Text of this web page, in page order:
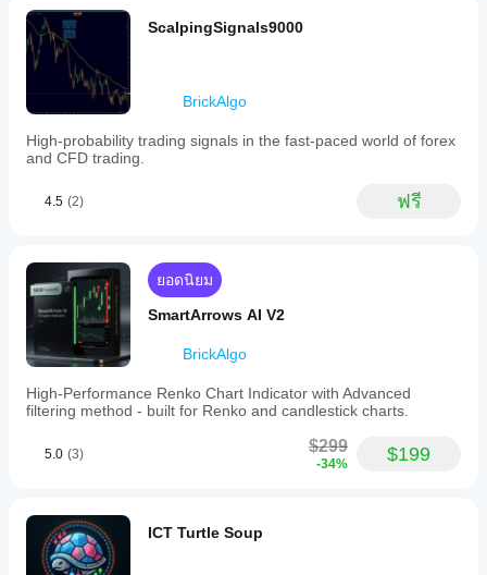
เชิญมา
เป็นคน
แรกที่
อกคน
เตอร์ที่
กำหนด
เองพร้อม
ใช้งาน
เฉพาะใน
cTrader
Windows
และ Mac
ฉันจะทด
สอ
บอินดิเค
เตอร์ได้
อย่างไร?
เตอร์กับ
สัญลักษณ์
เวลาที่
ทำความ
เข้าใจว่า
มันทำงาน
อย่างไร
ภายใต้
สภาวะ
หลาก
หลาย
ฉัน
ควร
พารา
อิน
ดิเค
เตอร์
ไม่?
แก้ไข
พารามิเตอร์เพื่อ
เตอร์ให้เหมาะ
ScalpingSignals9000
BrickAlgo
High-probability trading signals in the fast-paced world of forex
and CFD trading.
4.5 (2) ฟรี
ยอดนิยม
SmartArrows AI V2
BrickAlgo
High-Performance Renko Chart Indicator with Advanced
filtering method - built for Renko and candlestick charts.
5.0 (3) $299
-34% $199
ICT Turtle Soup